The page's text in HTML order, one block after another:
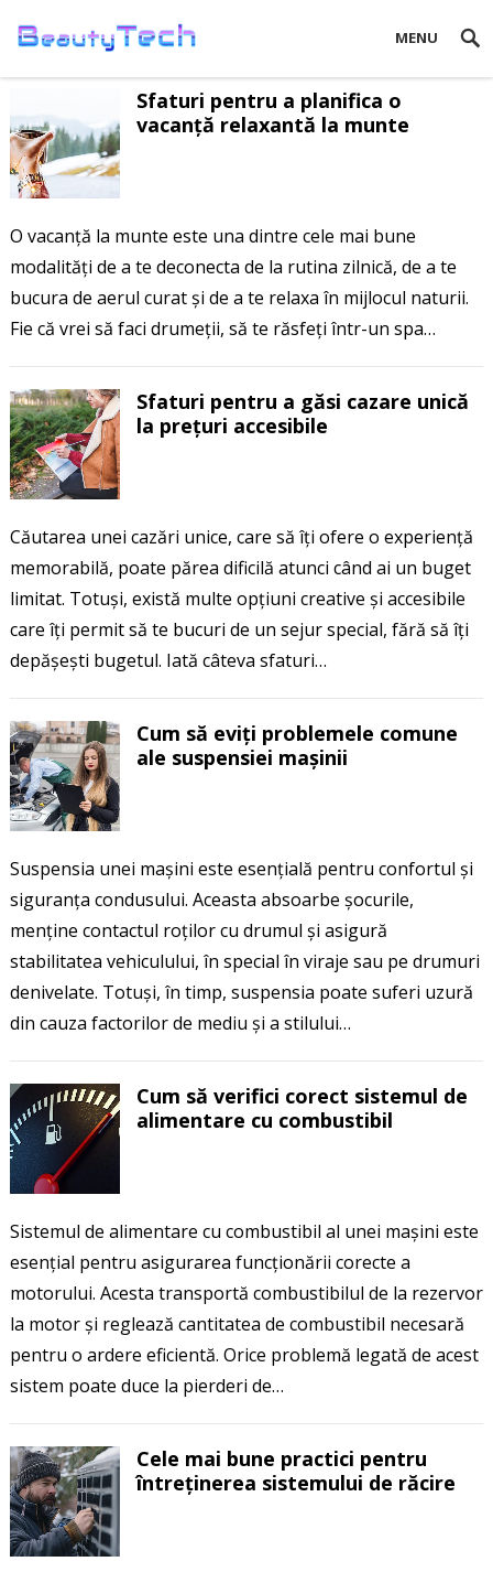
MENU
Sfaturi pentru a planifica o
vacanță relaxantă la munte
O vacanță la munte este una dintre cele mai bune
modalități de a te deconecta de la rutina zilnică, de a te
bucura de aerul curat și de a te relaxa în mijlocul naturii.
Fie că vrei să faci drumeții, să te răsfeți într-un spa…
Sfaturi pentru a găsi cazare unică
la prețuri accesibile
Căutarea unei cazări unice, care să îți ofere o experiență
memorabilă, poate părea dificilă atunci când ai un buget
limitat. Totuși, există multe opțiuni creative și accesibile
care îți permit să te bucuri de un sejur special, fără să îți
depășești bugetul. Iată câteva sfaturi…
Cum să eviți problemele comune
ale suspensiei mașinii
Suspensia unei mașini este esențială pentru confortul și
siguranța condusului. Aceasta absoarbe șocurile,
menține contactul roților cu drumul și asigură
stabilitatea vehiculului, în special în viraje sau pe drumuri
denivelate. Totuși, în timp, suspensia poate suferi uzură
din cauza factorilor de mediu și a stilului…
Cum să verifici corect sistemul de
alimentare cu combustibil
Sistemul de alimentare cu combustibil al unei mașini este
esențial pentru asigurarea funcționării corecte a
motorului. Acesta transportă combustibilul de la rezervor
la motor și reglează cantitatea de combustibil necesară
pentru o ardere eficientă. Orice problemă legată de acest
sistem poate duce la pierderi de…
Cele mai bune practici pentru
întreținerea sistemului de răcire